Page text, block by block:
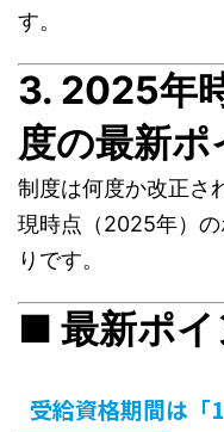
す。
3. 2025年
度の最新
制度は何度か改正さ
現時点（2025年）
りです。
■ 最新ポ
受給資格期間は「